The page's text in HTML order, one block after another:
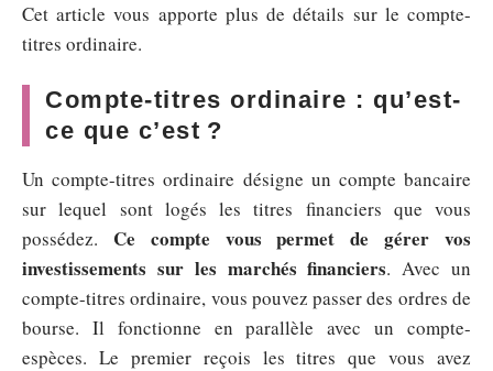
Cet article vous apporte plus de détails sur le compte-
titres ordinaire.
Compte-titres ordinaire : qu’est-
ce que c’est ?
Un compte-titres ordinaire désigne un compte bancaire
sur lequel sont logés les titres financiers que vous
possédez. Ce compte vous permet de gérer vos
investissements sur les marchés financiers. Avec un
compte-titres ordinaire, vous pouvez passer des ordres de
bourse. Il fonctionne en parallèle avec un compte-
espèces. Le premier reçois les titres que vous avez